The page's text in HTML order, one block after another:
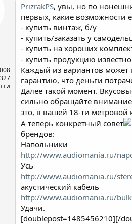
327
PrizrakPS, увы, но по
первых, какие возможности
- купить винтаж, б/у
- купить/заказать у
- купить на хороших
- купить продукцию
Каждый из вариантов может
гарантию, что деньги
Далее такой момент.
сильно обращайте внимание
это, в вашей 18-ти метровой
А теперь конкретный совет
брендов:
Напольники
http://www.audiomania.ru/
Усь
http://www.audiomania.ru/
акустический кабель
http://www.audiomania.ru/
Удачи.
[doublepost=1485456210][/